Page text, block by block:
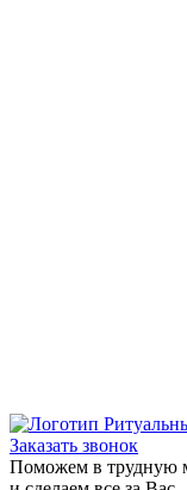
Заказать звонок
Поможем в трудную